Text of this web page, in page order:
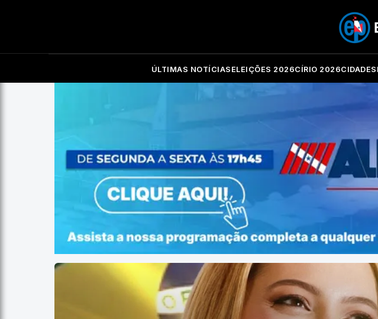
ÚLTIMAS NOTÍCIAS ELEIÇÕES 2026CÍRIO 2026CIDADES